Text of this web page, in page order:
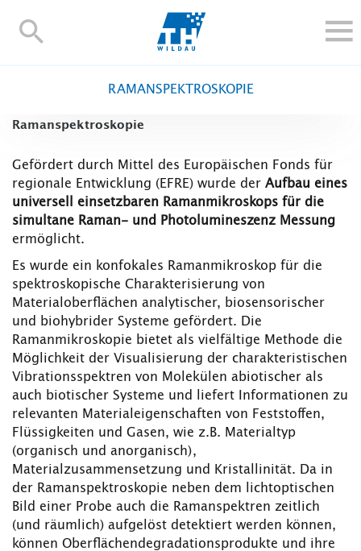
TH-
FORSCHUNG UND TRANSFER
ALUMNI
HOCHSCHULE
INTERNATIONAL
BESCHÄFTIGTE
Blogs Kontakt und Anfahrt Webmail Moodle
TH Online-Portal Personensuche English
RAMANSPEKTROSKOPIE
Ramanspektroskopie
Gefördert durch Mittel des Europäischen Fonds für
regionale Entwicklung (EFRE) wurde der Aufbau eines
universell einsetzbaren Ramanmikroskops für die
simultane Raman- und Photolumineszenz Messung
ermöglicht.
Es wurde ein konfokales Ramanmikroskop für die
spektroskopische Charakterisierung von
Materialoberflächen analytischer, biosensorischer
und biohybrider Systeme gefördert. Die
Ramanmikroskopie bietet als vielfältige Methode die
Möglichkeit der Visualisierung der charakteristischen
Vibrationsspektren von Molekülen abiotischer als
auch biotischer Systeme und liefert Informationen zu
relevanten Materialeigenschaften von Feststoffen,
Flüssigkeiten und Gasen, wie z.B. Materialtyp
(organisch und anorganisch),
Materialzusammensetzung und Kristallinität. Da in
der Ramanspektroskopie neben dem lichtoptischen
Bild einer Probe auch die Ramanspektren zeitlich
(und räumlich) aufgelöst detektiert werden können,
können Oberflächendegradationsprodukte und ihre